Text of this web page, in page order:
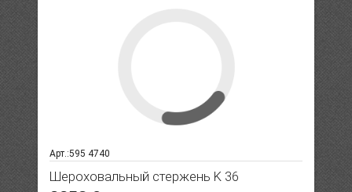
Арт.:595 4740
Шероховальный стержень K 36